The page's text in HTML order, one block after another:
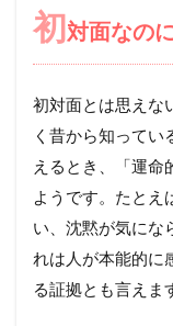
初対面なの
初対面とは思えな
く昔から知って
えるとき、「運命
ようです。たとえ
い、沈黙が気にな
れは人が本能的に
る証拠とも言えま